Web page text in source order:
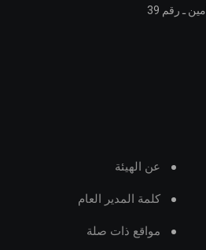
ـ رقم 39
عن الهيئة
كلمة المدير العام
مواقع ذات صلة